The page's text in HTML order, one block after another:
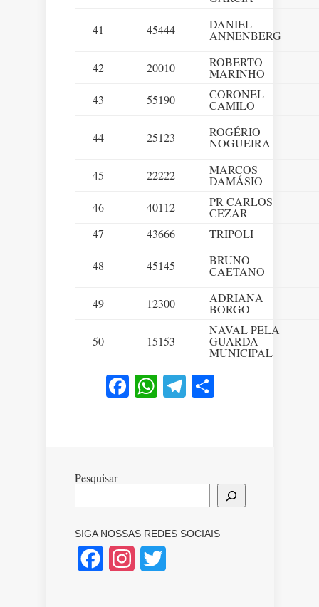
41 45444 DANIEL
ANNENBERG
42 20010 ROBERTO
MARINHO
43
55190 CORONEL
CAMILO
44 25123 ROGÉRIO
NOGUEIRA
45 22222 MARCOS
DAMÁSIO
46
40112 PR CARLOS
CEZAR
47
43666 TRIPOLI
48 45145 BRUNO
CAETANO
49 12300 ADRIANA
BORGO
50 15153
NAVAL PELA
GUARDA
MUNICIPAL
Facebook
WhatsApp
Telegram
Pesquisar
SIGA NOSSAS REDES SOCIAIS
FacebookInstagram